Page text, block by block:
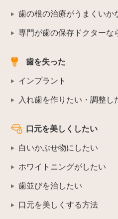
歯の根の治療がうまくいか
専門が歯の保存ドクターな
歯を失った
インプラント
入れ歯を作りたい・調整し
口元を美しくしたい
白いかぶせ物にしたい
ホワイトニングがしたい
歯並びを治したい
口元を美しくする方法